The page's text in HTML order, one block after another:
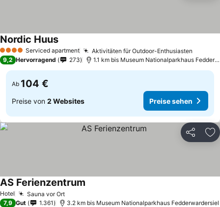
4 Sterne Serviced apartment Aktivitäten für Outdoor-Enthusiasten
Nordic HuusPreise sehen
9,2 Hervorragend 273 1.1 km bis Museum Nationalparkhaus
Ab 104 €
Preise von 2 Websites Preise sehen
Teilen
Hotel Sauna vor OrtPreise sehen
AS Ferienzentrum
7,9 Gut 1.361 3.2 km bis Museum Nationalparkhaus Fedderwardersiel